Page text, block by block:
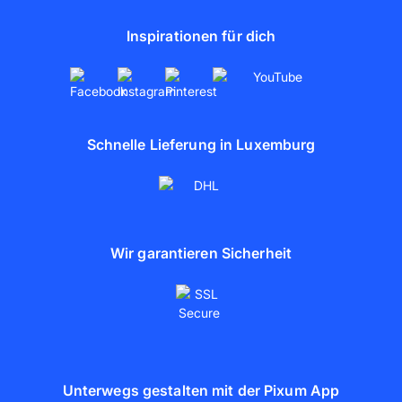
Inspirationen für dich
Schnelle Lieferung in Luxemburg
Wir garantieren Sicherheit
Unterwegs gestalten mit der Pixum App